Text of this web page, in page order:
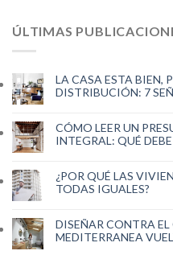
ÚLTIMAS
LA CASA ESTA BIEN,
DISTRIBUCIÓN: 7
CÓMO LEER UN
INTEGRAL: QUÉ
¿POR QUÉ LAS
TODAS IGUALES?
DISEÑAR CONTRA
MEDITERRANEA